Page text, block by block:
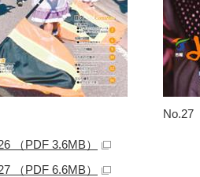
No.27
（PDF 3.6MB）
（PDF 6.6MB）